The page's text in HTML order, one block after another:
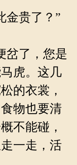
金贵了？”
岔了，您是
虎。这几
的衣裳，
物也要清
不能碰，
一走，活